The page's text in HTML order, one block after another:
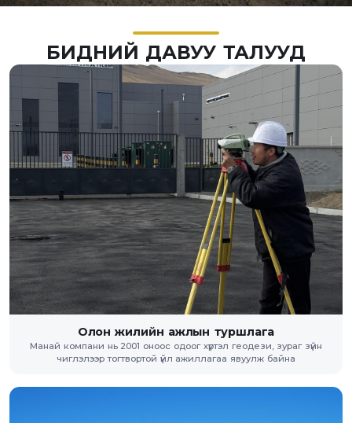
БИДНИЙ ДАВУУ ТАЛУУД
Олон жилийн ажлын туршлага
Манай компани нь 2001 оноос одоог хүртэл геодези, зураг зүйн
чиглэлээр тогтвортой үйл ажиллагаа явуулж байна